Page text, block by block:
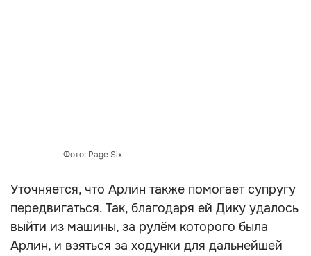
Фото: Page Six
Уточняется, что Арлин также помогает супругу
передвигаться. Так, благодаря ей Дику удалось
выйти из машины, за рулём которого была
Арлин, и взяться за ходунки для дальнейшей